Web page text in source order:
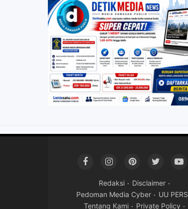
Redaksi
Disclaimer
Pedoman Media Cyber
UU PERS
Tentang Kami
Private Policy